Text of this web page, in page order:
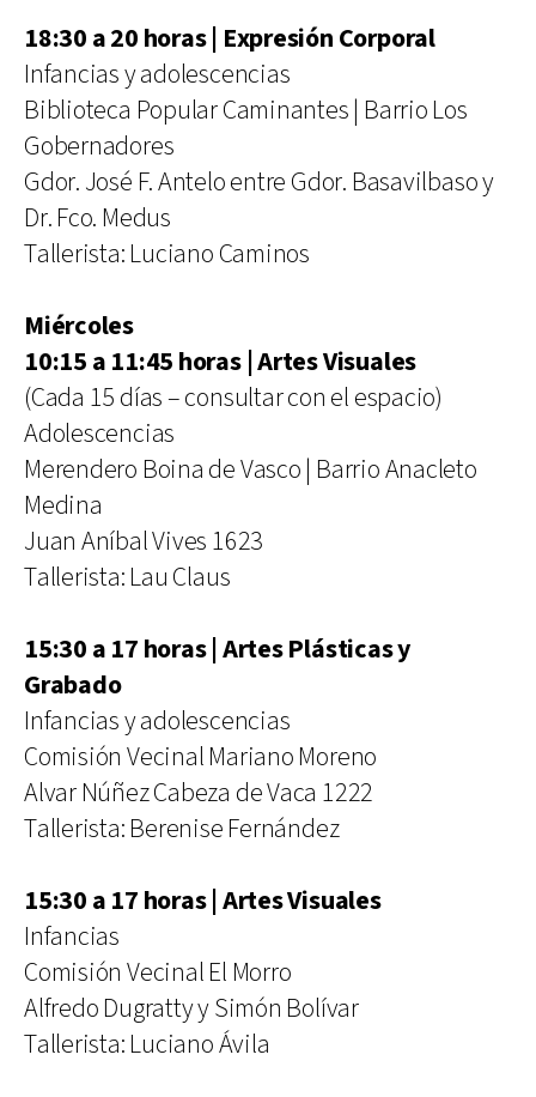
18:30 a 20 horas | Expresión Corporal
Infancias y adolescencias
Biblioteca Popular Caminantes | Barrio Los
Gobernadores
Gdor. José F. Antelo entre Gdor. Basavilbaso y
Dr. Fco. Medus
Tallerista: Luciano Caminos
Miércoles
10:15 a 11:45 horas | Artes Visuales
(Cada 15 días – consultar con el espacio)
Adolescencias
Merendero Boina de Vasco | Barrio Anacleto
Medina
Juan Aníbal Vives 1623
Tallerista: Lau Claus
15:30 a 17 horas | Artes Plásticas y
Grabado
Infancias y adolescencias
Comisión Vecinal Mariano Moreno
Alvar Núñez Cabeza de Vaca 1222
Tallerista: Berenise Fernández
15:30 a 17 horas | Artes Visuales
Infancias
Comisión Vecinal El Morro
Alfredo Dugratty y Simón Bolívar
Tallerista: Luciano Ávila